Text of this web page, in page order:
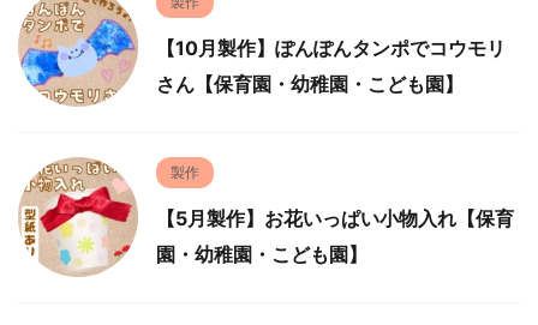
【10月製作】ぽんぽんタンポでコウモリ
さん【保育園・幼稚園・こども園】
製作
【5月製作】お花いっぱい小物入れ【保育
園・幼稚園・こども園】